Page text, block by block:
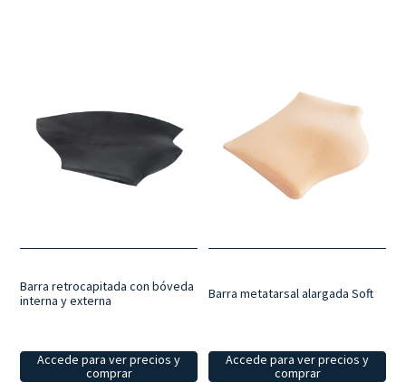
Barra retrocapitada con bóveda
interna y externa
Accede para ver precios y
comprar
Barra metatarsal alargada Soft
Accede para ver precios y
comprar